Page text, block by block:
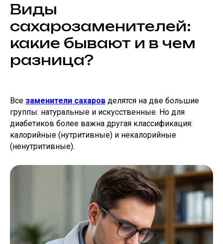
Виды
сахарозаменителей:
какие бывают и в чем
разница?
Все заменители сахаров делятся на две большие
группы: натуральные и искусственные. Но для
диабетиков более важна другая классификация:
калорийные (нутритивные) и некалорийные
(ненутритивные).